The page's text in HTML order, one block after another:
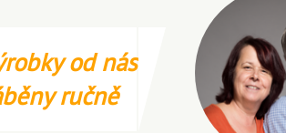
od nás
ručně